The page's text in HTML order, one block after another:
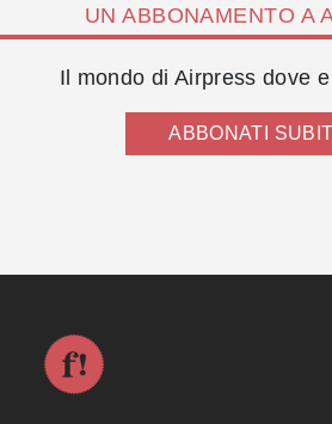
UN ABBONAMENTO A
Il mondo di Airpress dove
ABBONATI